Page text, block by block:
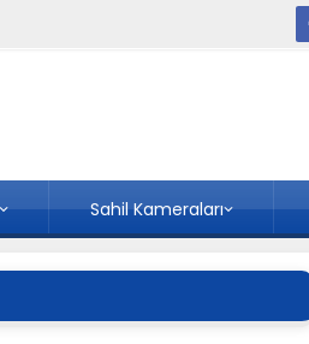
Sahil Kameraları